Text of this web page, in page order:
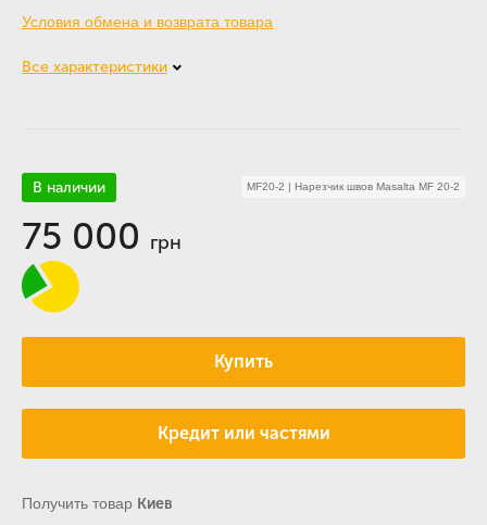
Условия обмена и возврата товара
Все характеристики
В наличии MF20-2 | Нарезчик швов Masalta MF 20-2
75 000 грн
Купить
Кредит или частями
Получить товар Киев